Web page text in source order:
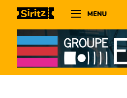
MENU